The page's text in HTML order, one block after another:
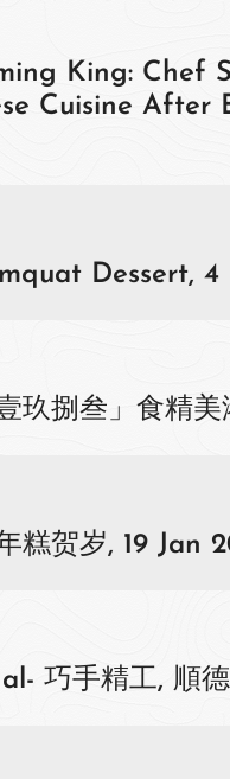
King: Chef
Cuisine After
Dessert, 4
玖捌叁」食精
糕贺岁, 19 Jan
巧手精工, 順